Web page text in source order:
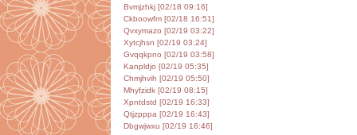
Bvmjzhkj [02/18 09:16]
Ckboowfm [02/18 16:51]
Qvxymazo [02/19 03:22]
Xytcjhsn [02/19 03:24]
Gvqqkpno [02/19 03:58]
Kanpldjo [02/19 05:35]
Chmjhvih [02/19 05:50]
Mhyfzidk [02/19 08:15]
Xpntdstd [02/19 16:33]
Qtjzpppa [02/19 16:43]
Dbgwjwxu [02/19 16:46]